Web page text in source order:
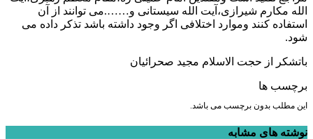
الله مکارم شیرازی،آیت الله سیستانی و…….می توانند از آن
استفاده کنند وموارد اختلافی اگر وجود داشته باشد تذکر داده می
شود.
باتشکر از حجت الاسلام مجید صحرائیان
برچسب ها
این مطلب بدون برچسب می باشد.
نوشته های مشابه